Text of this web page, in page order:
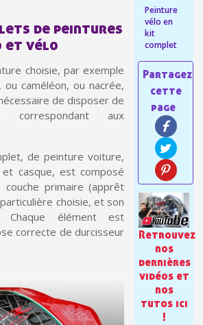
et obtenez des bons d'achat
de fidélité à chaque commande
sous 24 h en France Métropolitaine
produits sous 14 jours
d'achat pour chaque parrainage
à la newsletter : 5€ de réduction
de peintures
et vélo
choisie, par exemple
caméléon, ou nacrée,
de disposer de
correspondant aux
de peinture voiture,
casque, est composé
couche primaire (apprêt
choisie, et son
élément est
correcte de durcisseur
Peinture
vélo en
kit
complet
Retrouvez
nos
dernières
vidéos et
nos
tutos ici
!